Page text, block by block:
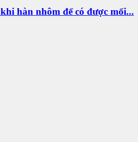
hàn nhôm để có được mối...